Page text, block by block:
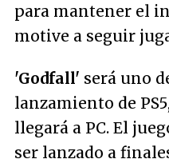
para mantener el
motive a seguir
'Godfall' será uno
lanzamiento de PS5
llegará a PC. El
ser lanzado a